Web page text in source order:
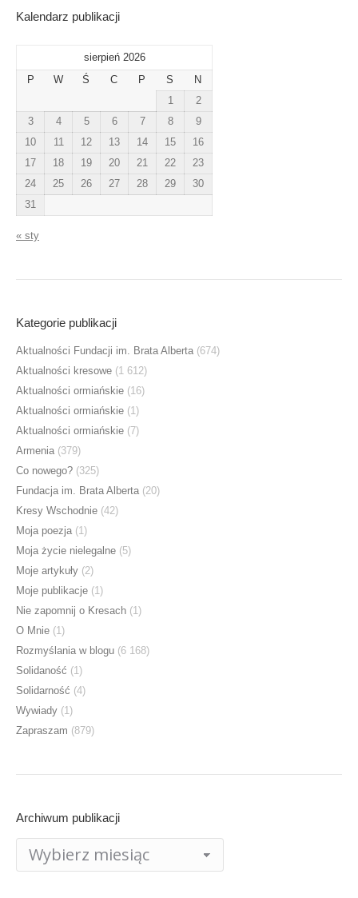
Kalendarz publikacji
sierpień 2026
P
W Ś C P S
N
1
2
3
4 5 6 7 8
9
10
11 12 13 14 15
16
17
18 19 20 21 22
23
24
25 26 27 28 29
30
31
« sty
Kategorie publikacji
Aktualności Fundacji im. Brata Alberta (674)
Aktualności kresowe (1 612)
Aktualności ormiańskie (16)
Aktualności ormiańskie (1)
Aktualności ormiańskie (7)
Armenia (379)
Co nowego? (325)
Fundacja im. Brata Alberta (20)
Kresy Wschodnie (42)
Moja poezja (1)
Moja życie nielegalne (5)
Moje artykuły (2)
Moje publikacje (1)
Nie zapomnij o Kresach (1)
O Mnie (1)
Rozmyślania w blogu (6 168)
Solidaność (1)
Solidarność (4)
Wywiady (1)
Zapraszam (879)
Archiwum publikacji
publikacji